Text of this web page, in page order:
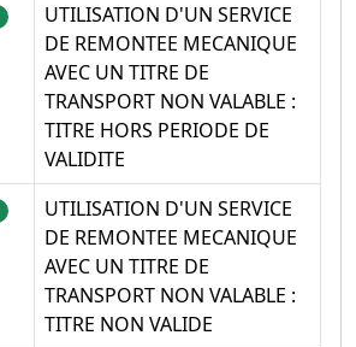
UTILISATION D'UN SERVICE
DE REMONTEE MECANIQUE
AVEC UN TITRE DE
TRANSPORT NON VALABLE :
TITRE HORS PERIODE DE
VALIDITE
UTILISATION D'UN SERVICE
DE REMONTEE MECANIQUE
AVEC UN TITRE DE
TRANSPORT NON VALABLE :
TITRE NON VALIDE